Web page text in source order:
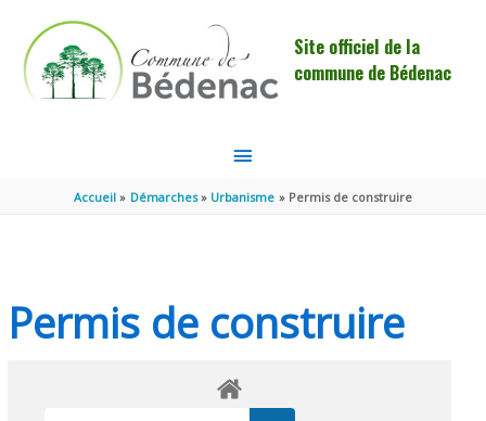
Site officiel de la
commune de Bédenac
MENU
PRINCIPAL
Accueil Démarches Urbanisme Permis de construire
Permis de construire